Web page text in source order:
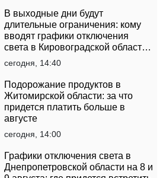
В выходные дни будут
длительные ограничения: кому
вводят графики отключения
света в Кировоградской области
на 8 и 9 августа
сегодня, 14:40
Подорожание продуктов в
Житомирской области: за что
придется платить больше в
августе
сегодня, 14:00
Графики отключения света в
Днепропетровской области на 8 и